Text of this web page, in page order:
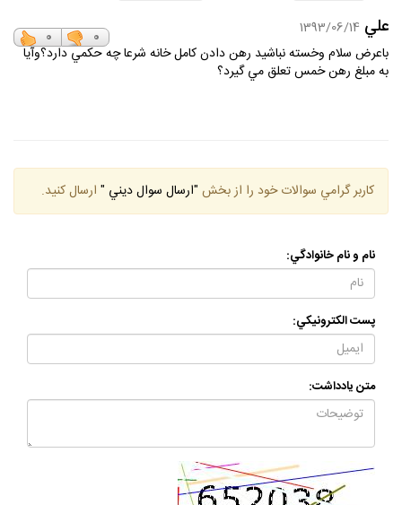
علي 1393/06/14
0 0
باعرض سلام وخسته نباشيد رهن دادن كامل خانه شرعا چه حكمي دارد؟وآيا
به مبلغ رهن خمس تعلق مي گيرد؟
كاربر گرامي سوالات خود را از بخش "ارسال سوال ديني " ارسال كنيد.
نام و نام خانوادگي:
پست الكترونيكي:
متن يادداشت: